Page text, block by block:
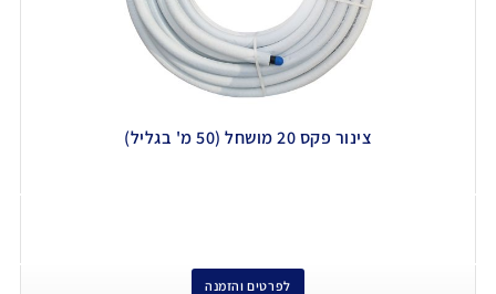
צינור פקס 20 מושחל (50 מ' בגליל)
לפרטים והזמנה